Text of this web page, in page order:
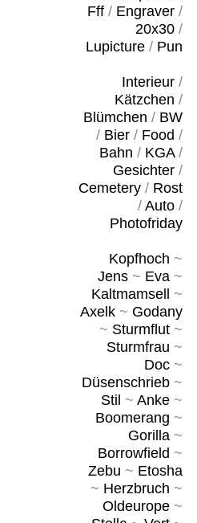
Fff/ Engraver/
20x30/
Lupicture/ Pun
Interieur/
Kätzchen /
Blümchen / BW
/ Bier/ Food /
Bahn / KGA/
Gesichter/
Cemetery/ Rost
/ Auto/
Photofriday
Kopfhoch ~
Jens~ Eva~
Kaltmamsell
~
Axelk~ Godany
~ Sturmflut~
Sturmfrau ~
Doc~
Düsenschrieb~
Stil ~ Anke~
Boomerang ~
Gorilla~
Borrowfield ~
Zebu ~ Etosha
~ Herzbruch ~
Oldeurope~